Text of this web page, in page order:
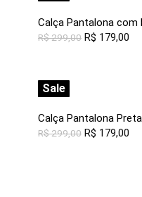
Calça Pantalona
R$299,00 R$ 179,00
Sale
Calça Pantalona
R$299,00 R$ 179,00